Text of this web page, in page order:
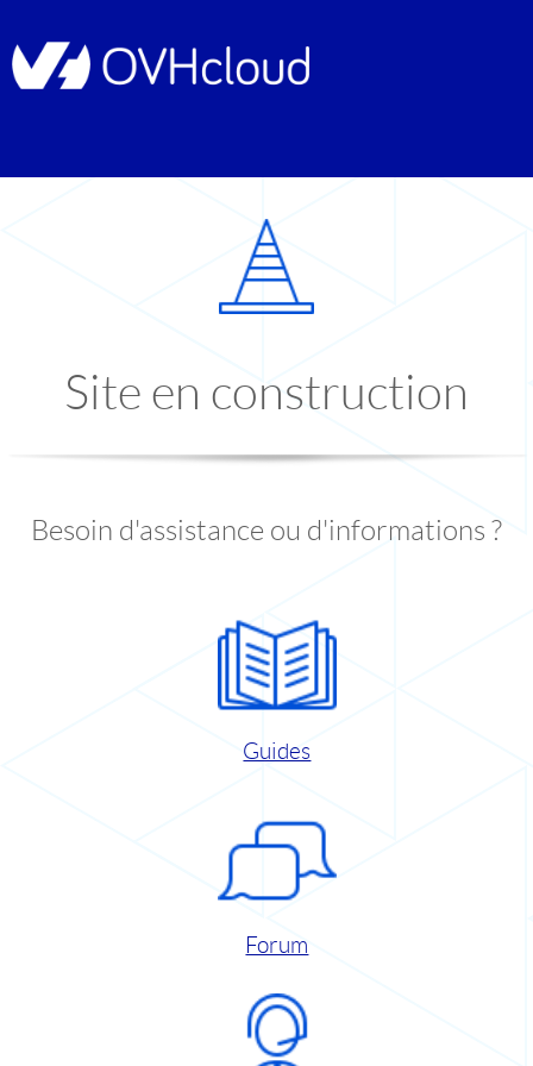
Site en construction
Besoin d'assistance ou d'informations ?
Guides
Forum